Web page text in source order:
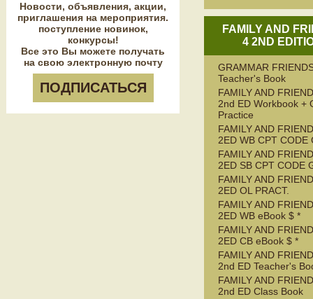
Новости, объявления, акции,
приглашения на мероприятия.
поступление новинок,
конкурсы!
Все это Вы можете получать
на свою электронную почту
ПОДПИСАТЬСЯ
FAMILY AND
4 2ND
GRAMMAR
Teacher's Book
FAMILY AND
2nd ED Workbook +
Practice
FAMILY AND
2ED WB CPT CODE
FAMILY AND
2ED SB CPT CODE
FAMILY AND
2ED OL PRACT.
FAMILY AND
2ED WB eBook $ *
FAMILY AND
2ED CB eBook $ *
FAMILY AND
2nd ED Teacher's
FAMILY AND
2nd ED Class Book